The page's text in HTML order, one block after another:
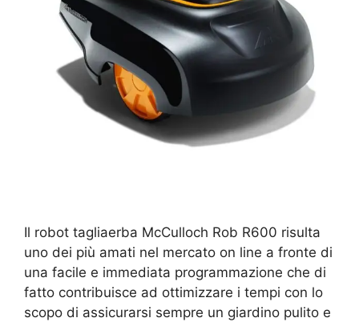
Il robot tagliaerba McCulloch Rob R600 risulta
uno dei più amati nel mercato on line a fronte di
una facile e immediata programmazione che di
fatto contribuisce ad ottimizzare i tempi con lo
scopo di assicurarsi sempre un giardino pulito e